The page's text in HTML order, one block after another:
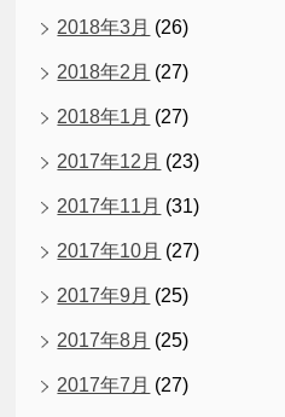
2018年3月 (26)
2018年2月 (27)
2018年1月 (27)
2017年12月 (23)
2017年11月 (31)
2017年10月 (27)
2017年9月 (25)
2017年8月 (25)
2017年7月 (27)